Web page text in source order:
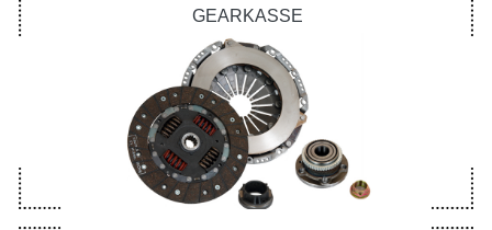
GEARKASSE